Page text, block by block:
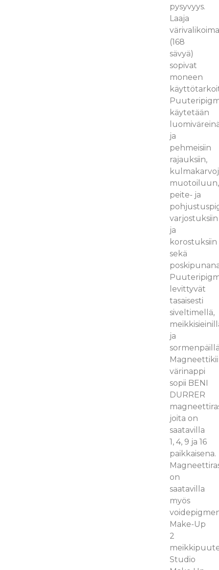
pysyvyys.
Laaja
(168
sävyä)
sopivat
moneen
käytetään
ja
pehmeisiin
rajauksiin,
muotoiluun,
peite- ja
varjostuksiin
ja
korostuksiin
sekä
levittyvät
tasaisesti
siveltimellä,
ja
värinappi
sopii BENI
DURRER
joita on
saatavilla
1, 4, 9 ja 16
paikkaisena.
on
saatavilla
myös
Make-Up
2
Studio